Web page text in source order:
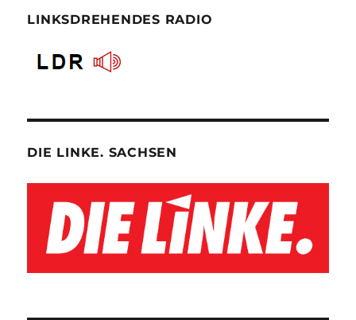
LINKSDREHENDES RADIO
DIE LINKE. SACHSEN